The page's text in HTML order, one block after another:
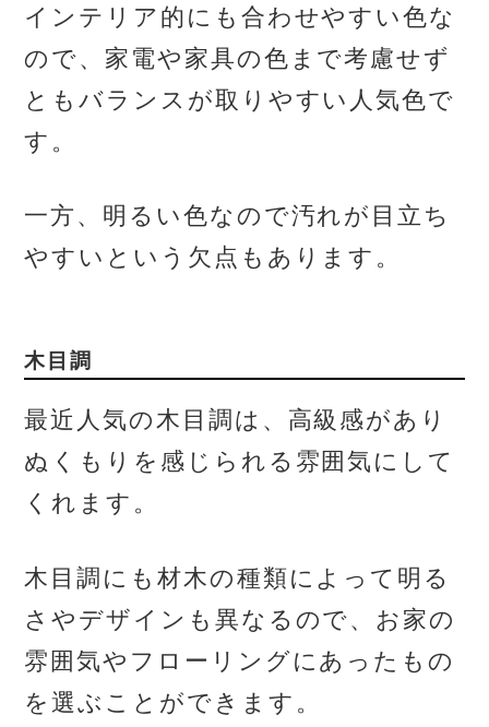
インテリア的にも合わせやすい色な
ので、家電や家具の色まで考慮せず
ともバランスが取りやすい人気色で
す。
一方、明るい色なので汚れが目立ち
やすいという欠点もあります。
木目調
最近人気の木目調は、高級感があり
ぬくもりを感じられる雰囲気にして
くれます。
木目調にも材木の種類によって明る
さやデザインも異なるので、お家の
雰囲気やフローリングにあったもの
を選ぶことができます。